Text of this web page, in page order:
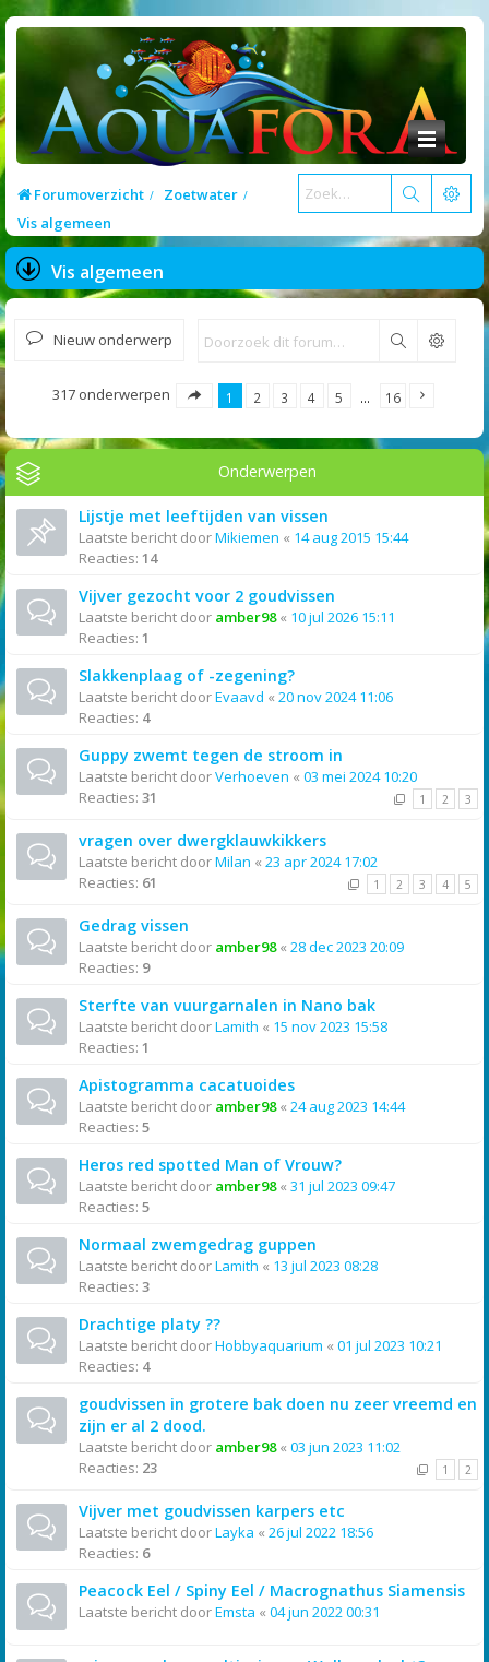
Forumoverzicht
Zoetwater
Vis algemeen
Vis algemeen
Nieuw onderwerp Zoek
317 onderwerpen 1 2 3 4 5 … 16
Onderwerpen
Lijstje met leeftijden van vissen
Laatste bericht doorMikiemen « 14 aug 2015 15:44
Reacties: 14
Vijver gezocht voor 2 goudvissen
Laatste bericht door amber98« 10 jul 2026 15:11
Reacties: 1
Slakkenplaag of -zegening?
Laatste bericht doorEvaavd « 20 nov 2024 11:06
Reacties: 4
Guppy zwemt tegen de stroom in
Laatste bericht doorVerhoeven « 03 mei 2024 10:20
Reacties: 31 1 2 3
vragen over dwergklauwkikkers
Laatste bericht doorMilan « 23 apr 2024 17:02
Reacties: 61 1 2 3 4 5
Gedrag vissen
Laatste bericht door amber98« 28 dec 2023 20:09
Reacties: 9
Sterfte van vuurgarnalen in Nano bak
Laatste bericht doorLamith « 15 nov 2023 15:58
Reacties: 1
Apistogramma cacatuoides
Laatste bericht door amber98« 24 aug 2023 14:44
Reacties: 5
Heros red spotted Man of Vrouw?
Laatste bericht door amber98« 31 jul 2023 09:47
Reacties: 5
Normaal zwemgedrag guppen
Laatste bericht doorLamith « 13 jul 2023 08:28
Reacties: 3
Drachtige platy ??
Laatste bericht doorHobbyaquarium « 01 jul 2023 10:21
Reacties: 4
goudvissen in grotere bak doen nu zeer vreemd en
zijn er al 2 dood.
Laatste bericht door amber98« 03 jun 2023 11:02
Reacties: 23 1 2
Vijver met goudvissen karpers etc
Laatste bericht doorLayka « 26 jul 2022 18:56
Reacties: 6
Peacock Eel / Spiny Eel / Macrognathus Siamensis
Laatste bericht doorEmsta « 04 jun 2022 00:31